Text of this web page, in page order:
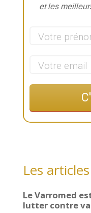
et les
Les